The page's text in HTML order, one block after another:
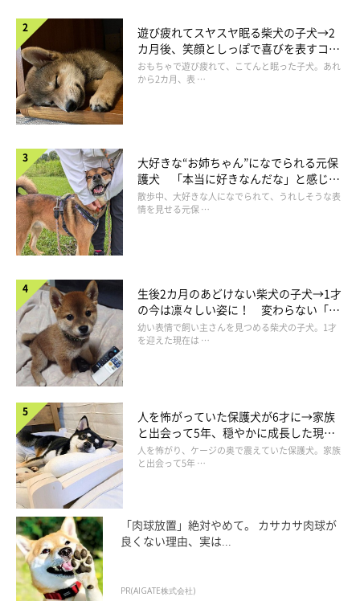
ユキくんはどんなコ？
遊び疲れてスヤスヤ眠る柴犬の子犬→2
カ月後、笑顔としっぽで喜びを表すコに
成長！
おもちゃで遊び疲れて、こてんと眠った子犬。あれ
から2カ月、表 …
大好きな“お姉ちゃん”になでられる元保
護犬 「本当に好きなんだな」と感じる
表情にほっこり
散歩中、大好きな人になでられて、うれしそうな表
情を見せる元保 …
生後2カ月のあどけない柴犬の子犬→1才
の今は凛々しい姿に！ 変わらない「く
りくりおめめ」にもほっこり
幼い表情で飼い主さんを見つめる柴犬の子犬。1才
を迎えた現在は …
人を怖がっていた保護犬が6才に→家族
と出会って5年、穏やかに成長した現在
の姿にグッとくる
人を怖がり、ケージの奥で震えていた保護犬。家族
と出会って5年 …
「肉球放置」絶対やめて。 カサカサ肉球が
良くない理由、実は...
PR(AIGATE株式会社)